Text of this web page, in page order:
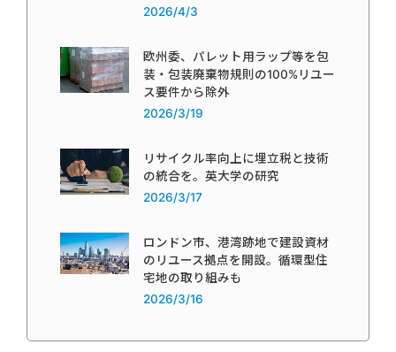
2026/4/3
欧州委、パレット用ラップ等を包
装・包装廃棄物規則の100%リユー
ス要件から除外
2026/3/19
リサイクル率向上に埋立税と技術
の統合を。英大学の研究
2026/3/17
ロンドン市、港湾跡地で建設資材
のリユース拠点を開設。循環型住
宅地の取り組みも
2026/3/16